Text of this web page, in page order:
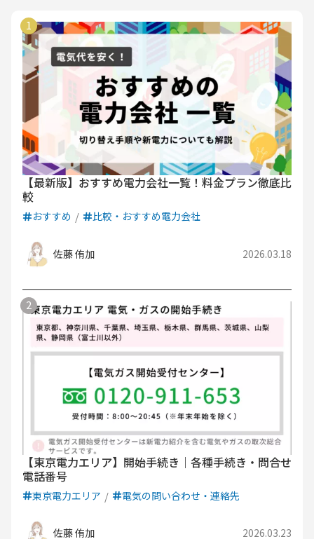
【最新版】おすすめ電力会社一覧！料金プラン徹底比
較
おすすめ 比較・おすすめ電力会社
佐藤 侑加 2026.03.18
【東京電力エリア】開始手続き｜各種手続き・問合せ
電話番号
東京電力エリア 電気の問い合わせ・連絡先
佐藤 侑加 2026.03.23